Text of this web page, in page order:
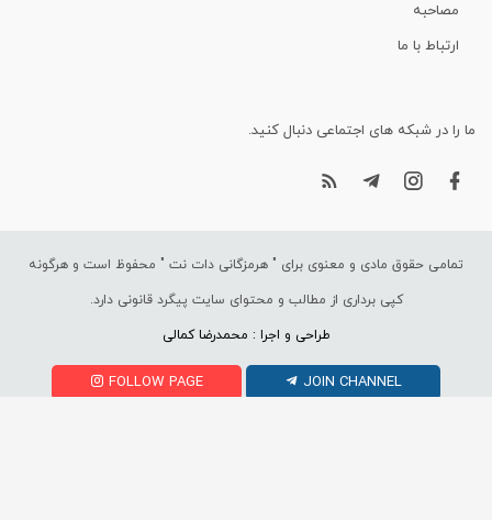
مصاحبه
ارتباط با ما
ما را در شبکه های اجتماعی دنبال کنید.
تمامی حقوق مادی و معنوی برای " هرمزگانی دات نت " محفوظ است و هرگونه
کپی برداری از مطالب و محتوای سایت پیگرد قانونی دارد.
طراحی و اجرا : محمدرضا کمالی
FOLLOW PAGE JOIN CHANNEL